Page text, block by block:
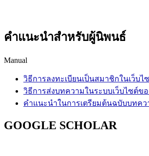
คำแนะนำสำหรับผู้นิพนธ์
Manual
วิธีการลงทะเบียนเป็นสมาชิกในเว็บไ
วิธีการส่งบทความในระบบเว็บไซต์ขอ
คำแนะนำในการเตรียมต้นฉบับบทคว
GOOGLE SCHOLAR